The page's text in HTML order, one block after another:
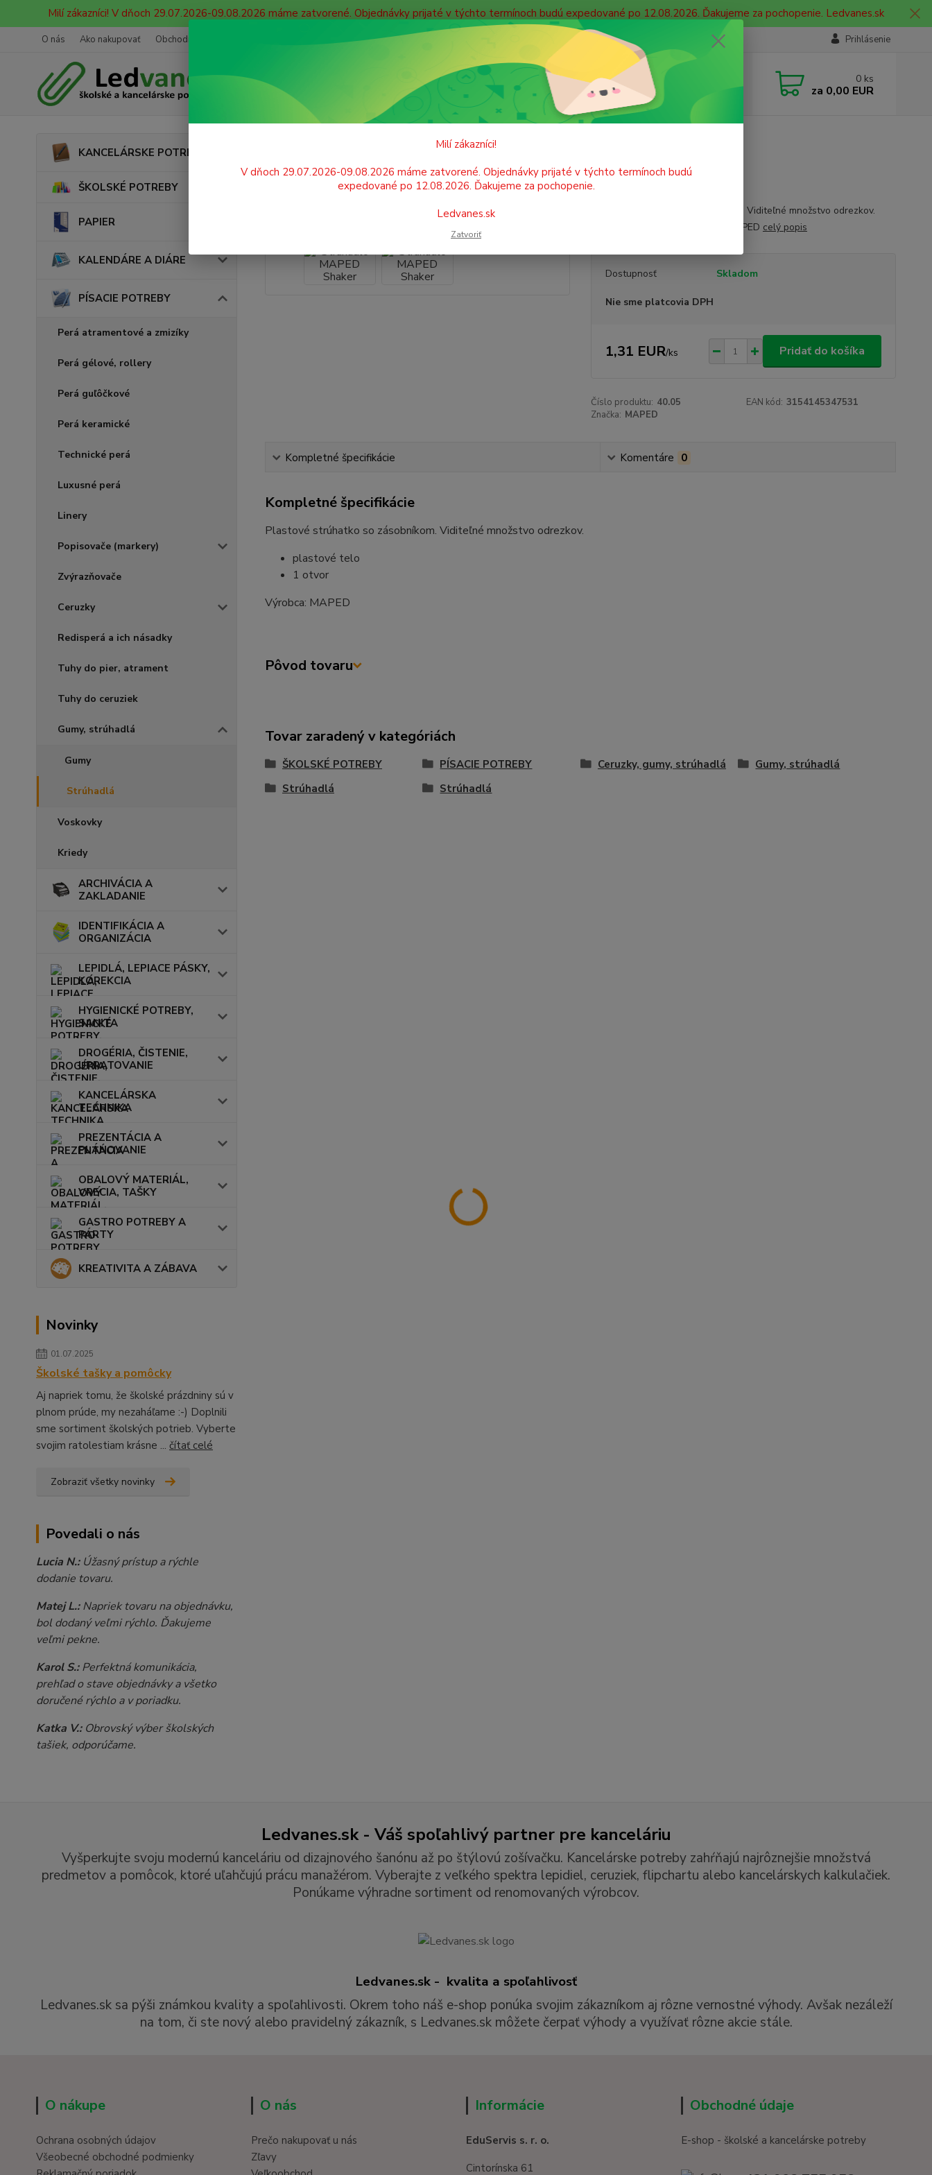
Milí zákazníci! V dňoch 29.07.2026-09.08.2026 máme zatvorené. Objednávky prijaté v týchto termínoch budú expedované po 12.08.2026. Ďakujeme za pochopenie. Ledvanes.sk
O nás Ako nakupovať Obchodné podmienky Ochrana osobných údajov Doprava Prihlásenie
Hľadať
Neviete si rady? Zavolajte.
+421 908 755 958
Po. - Pia. od 9:00 hod. - 16:00 hod.
0 ks
za 0,00 EUR
KANCELÁRSKE POTREBY
ŠKOLSKÉ POTREBY
PAPIER
KALENDÁRE A DIÁRE
PÍSACIE POTREBY
Perá atramentové a zmizíky
Perá gélové, rollery
Perá guľôčkové
Perá keramické
Technické perá
Luxusné perá
Linery
Popisovače (markery)
Zvýrazňovače
Ceruzky
Redisperá a ich násadky
Tuhy do pier, atrament
Tuhy do ceruziek
Gumy, strúhadlá
Gumy
Strúhadlá
Voskovky
Kriedy
ARCHIVÁCIA A
ZAKLADANIE
IDENTIFIKÁCIA A
ORGANIZÁCIA
LEPIDLÁ, LEPIACE PÁSKY,
KOREKCIA
HYGIENICKÉ POTREBY,
SANITA
DROGÉRIA, ČISTENIE,
UPRATOVANIE
KANCELÁRSKA
TECHNIKA
PREZENTÁCIA A
PLÁNOVANIE
OBALOVÝ MATERIÁL,
VRECIA, TAŠKY
GASTRO POTREBY A
PÁRTY
KREATIVITA A ZÁBAVA
Novinky
01.07.2025
Školské tašky a pomôcky
Aj napriek tomu, že školské prázdniny sú v
plnom prúde, my nezaháľame :-) Doplnili
sme sortiment školských potrieb. Vyberte
svojim ratolestiam krásne ... čítať celé
Zobraziť všetky novinky
Povedali o nás
Lucia N.:Úžasný prístup a rýchle
dodanie tovaru.
Matej L.:Napriek tovaru na objednávku,
bol dodaný veľmi rýchlo. Ďakujeme
veľmi pekne.
Karol S.:Perfektná komunikácia,
prehľad o stave objednávky a všetko
doručené rýchlo a v poriadku.
Katka V.: Obrovský výber školských
tašiek, odporúčame.
Gumy, strúhadlá Strúhadlá
Strúhadlo MAPED Shaker
Plastové strúhatko so zásobníkom. Viditeľné množstvo odrezkov.
plastové telo 1 otvor Výrobca: MAPED celý popis
Dostupnosť Skladom
Nie sme platcovia DPH
1,31 EUR/ks Pridať do košíka
Číslo produktu: 40.05 EAN kód: 3154145347531
Značka: MAPED
Kompletné špecifikácie Komentáre 0
Kompletné špecifikácie
Plastové strúhatko so zásobníkom. Viditeľné množstvo odrezkov.
plastové telo
1 otvor
Výrobca: MAPED
Pôvod tovaru
Tovar zaradený v kategóriách
ŠKOLSKÉ POTREBY PÍSACIE POTREBY Ceruzky, gumy, strúhadlá
Gumy, strúhadlá
Strúhadlá
Strúhadlá
Ledvanes.sk - Váš spoľahlivý partner pre kanceláriu
Vyšperkujte svoju modernú kanceláriu od dizajnového šanónu až po štýlovú zošívačku. Kancelárske potreby zahŕňajú najrôznejšie množstvá
predmetov a pomôcok, ktoré uľahčujú prácu manažérom. Vyberajte z veľkého spektra lepidiel, ceruziek, flipchartu alebo kancelárskych kalkulačiek.
Ponúkame výhradne sortiment od renomovaných výrobcov.
Ledvanes.sk - kvalita a spoľahlivosť
Ledvanes.sk sa pýši známkou kvality a spoľahlivosti. Okrem toho náš e-shop ponúka svojim zákazníkom aj rôzne vernostné výhody. Avšak nezáleží
na tom, či ste nový alebo pravidelný zákazník, s Ledvanes.sk môžete čerpať výhody a využívať rôzne akcie stále.
O nákupe
Ochrana osobných údajov
Všeobecné obchodné podmienky
O nás
Prečo nakupovať u nás
Zľavy
Informácie
EduServis s. r. o.
Cintorínska 61
Obchodné údaje
E-shop - školské a kancelárske potreby
Milí zákazníci!
V dňoch 29.07.2026-09.08.2026 máme zatvorené. Objednávky prijaté v týchto termínoch budú
expedované po 12.08.2026. Ďakujeme za pochopenie.
Ledvanes.sk
Zatvoriť